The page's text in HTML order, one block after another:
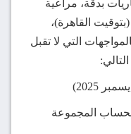
بدقة، مراعية
القاهرة)،
التي لا تقبل
المجموعة